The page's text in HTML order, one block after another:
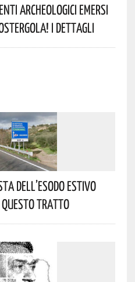
Archeologici Emersi
I Dettagli
Dell’esodo Estivo
Questo Tratto